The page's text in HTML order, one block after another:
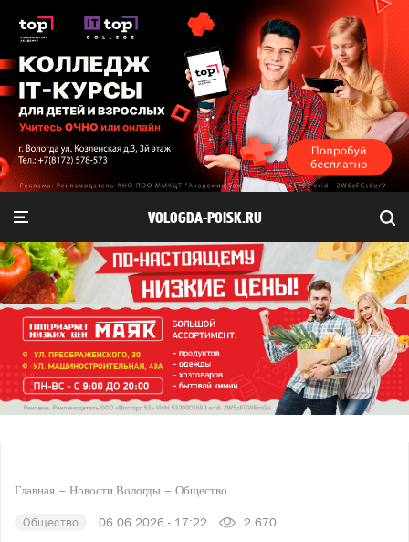
VOLOGDA-POISK.RU
Главная Новости Вологды Общество
Общество 06.06.2026 - 17:22 2 670